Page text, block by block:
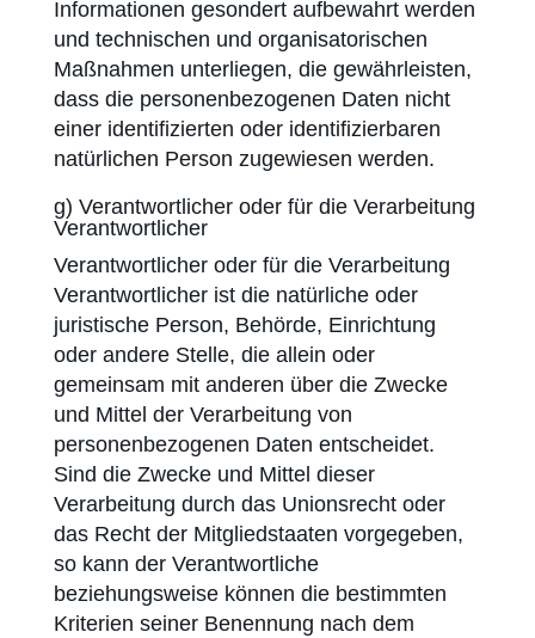
Informationen gesondert aufbewahrt werden
und technischen und organisatorischen
Maßnahmen unterliegen, die gewährleisten,
dass die personen­bezogenen Daten nicht
einer identifizierten oder identifizierbaren
natürlichen Person zugewiesen werden.
g) Verantwortlicher oder für die Verarbeitung
Verantwortlicher
Verantwortlicher oder für die Verarbeitung
Verantwortlicher ist die natürliche oder
juristische Person, Behörde, Einrichtung
oder andere Stelle, die allein oder
gemeinsam mit anderen über die Zwecke
und Mittel der Verarbeitung von
personenbezogenen Daten entscheidet.
Sind die Zwecke und Mittel dieser
Verarbeitung durch das Unionsrecht oder
das Recht der Mitgliedstaaten vorgegeben,
so kann der Verantwortliche
beziehungsweise können die bestimmten
Kriterien seiner Benennung nach dem